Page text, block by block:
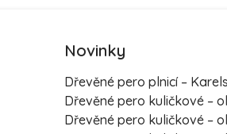
Novinky
Dřevěné pero plnicí –
Dřevěné pero kuličkové –
Dřevěné pero kuličkové –